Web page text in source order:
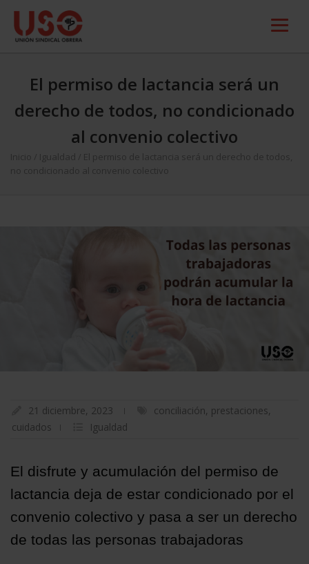
El permiso de lactancia será un
derecho de todos, no condicionado
al convenio colectivo
Inicio Igualdad
El permiso de lactancia será un derecho de todos,
no condicionado al convenio colectivo
21 diciembre, 2023 conciliación, prestaciones,
cuidados
Igualdad
El disfrute y acumulación del permiso de
lactancia deja de estar condicionado por el
convenio colectivo y pasa a ser un derecho
de todas las personas trabajadoras